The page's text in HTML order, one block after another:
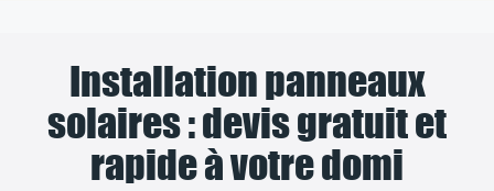
Installation panneaux
solaires : devis gratuit et
rapide à votre domi